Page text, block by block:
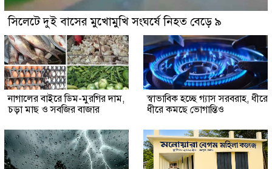
সিলেটে দুই বাসের মুখোমুখি সংঘর্ষে নিহত বেড়ে ৯
নাগালের বাইরে ডিম-মুরগির দাম,
চড়া মাছ ও সবজির বাজার
স্বাভাবিক হচ্ছে গ্যাস সরবরাহ, ধীরে
ধীরে কমছে ভোগান্তিও